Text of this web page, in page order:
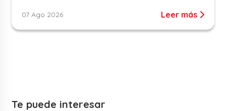
07 Ago 2026 Leer más
Te puede interesar